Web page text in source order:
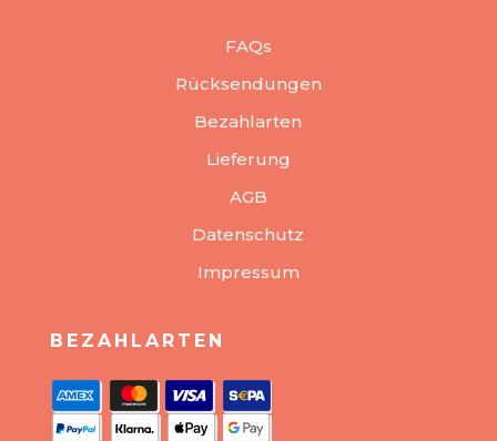
FAQs
Rücksendungen
Bezahlarten
Lieferung
AGB
Datenschutz
Impressum
BEZAHLARTEN